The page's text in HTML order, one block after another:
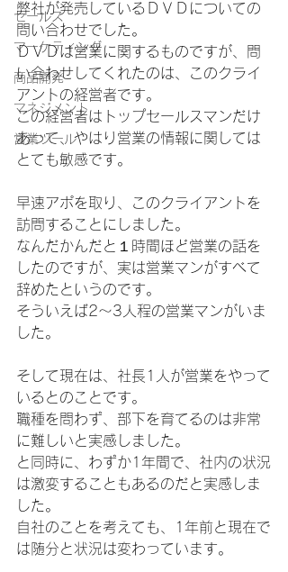
セールス
マーケティング
商品開発
マネジメント
営業ツール
弊社が発売しているＤＶＤについての
問い合わせでした。
ＤＶＤは営業に関するものですが、問
い合わせしてくれたのは、このクライ
アントの経営者です。
この経営者はトップセールスマンだけ
あって、やはり営業の情報に関しては
とても敏感です。
早速アポを取り、このクライアントを
訪問することにしました。
なんだかんだと１時間ほど営業の話を
したのですが、実は営業マンがすべて
辞めたというのです。
そういえば2～3人程の営業マンがいま
した。
そして現在は、社長1人が営業をやって
いるとのことです。
職種を問わず、部下を育てるのは非常
に難しいと実感しました。
と同時に、わずか1年間で、社内の状況
は激変することもあるのだと実感しま
した。
自社のことを考えても、1年前と現在で
は随分と状況は変わっています。